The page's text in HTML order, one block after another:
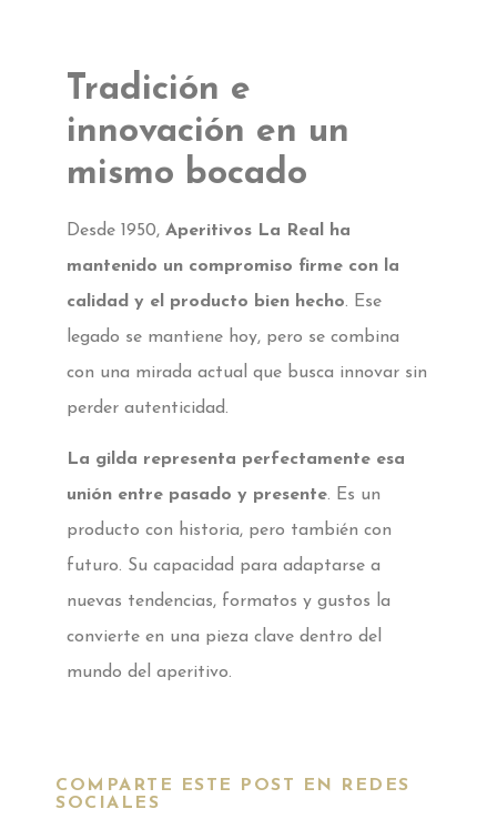
Tradición e
innovación en un
mismo bocado
Desde 1950, Aperitivos La Real ha
mantenido un compromiso firme con la
calidad y el producto bien hecho. Ese
legado se mantiene hoy, pero se combina
con una mirada actual que busca innovar sin
perder autenticidad.
La gilda representa perfectamente esa
unión entre pasado y presente. Es un
producto con historia, pero también con
futuro. Su capacidad para adaptarse a
nuevas tendencias, formatos y gustos la
convierte en una pieza clave dentro del
mundo del aperitivo.
COMPARTE ESTE POST EN REDES
SOCIALES